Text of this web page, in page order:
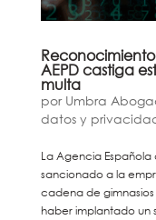
AEPD castiga
multa
por Umbra
datos y
La Agencia
sancionado a la
cadena de gimnasios
haber implantado un